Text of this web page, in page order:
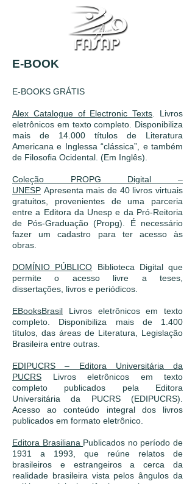
E-BOOK
E-BOOKS GRÁTIS
Alex Catalogue of Electronic Texts . Livros
eletrônicos em texto completo. Disponibiliza
mais de 14.000 títulos de Literatura
Americana e Inglessa “clássica”, e também
de Filosofia Ocidental. (Em Inglês).
Coleção PROPG Digital –
UNESP Apresenta mais de 40 livros virtuais
gratuitos, provenientes de uma parceria
entre a Editora da Unesp e da Pró-Reitoria
de Pós-Graduação (Propg). É necessário
fazer um cadastro para ter acesso às
obras.
DOMÍNIO PÚBLICO Biblioteca Digital que
permite o acesso livre a teses,
dissertações, livros e periódicos.
EBooksBrasil Livros eletrônicos em texto
completo. Disponibiliza mais de 1.400
títulos, das áreas de Literatura, Legislação
Brasileira entre outras.
EDIPUCRS – Editora Universitária da
PUCRS Livros eletrônicos em texto
completo publicados pela Editora
Universitária da PUCRS (EDIPUCRS).
Acesso ao conteúdo integral dos livros
publicados em formato eletrônico.
Editora Brasiliana Publicados no período de
1931 a 1993, que reúne relatos de
brasileiros e estrangeiros a cerca da
realidade brasileira vista pelos ângulos da